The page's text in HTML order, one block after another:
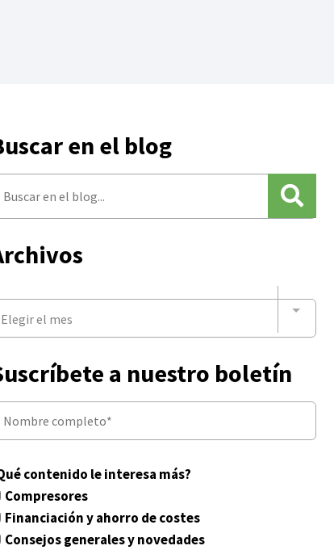
en el blog
Elegir el mes
a nuestro boletín
contenido le interesa más?
Compresores
Financiación y ahorro de costes
Consejos generales y novedades